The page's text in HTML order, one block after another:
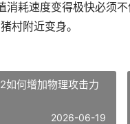
消耗速度变得极快必须
村附近变身。
如何增加物理攻击力
2026-06-19